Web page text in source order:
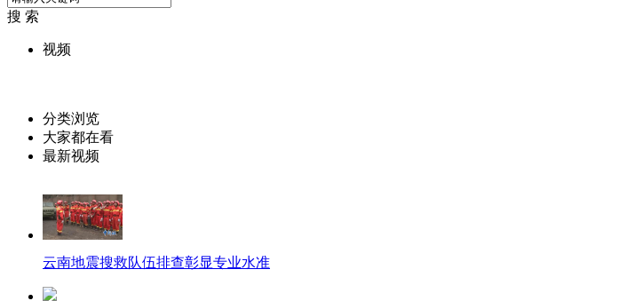
搜 索
视频
分类浏览
大家都在看
最新视频
云南地震搜救队伍排查彰显专业水准